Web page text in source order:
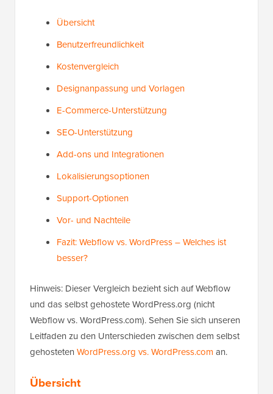
Übersicht
Benutzerfreundlichkeit
Kostenvergleich
Designanpassung und Vorlagen
E-Commerce-Unterstützung
SEO-Unterstützung
Add-ons und Integrationen
Lokalisierungsoptionen
Support-Optionen
Vor- und Nachteile
Fazit: Webflow vs. WordPress – Welches ist
besser?
Hinweis: Dieser Vergleich bezieht sich auf Webflow
und das selbst gehostete WordPress.org (nicht
Webflow vs. WordPress.com). Sehen Sie sich unseren
Leitfaden zu den Unterschieden zwischen dem selbst
gehosteten WordPress.org vs. WordPress.com an.
Übersicht